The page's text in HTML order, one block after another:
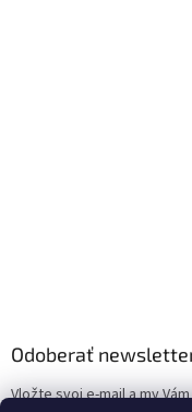
Odoberať
Vložte svoj e-mail a my